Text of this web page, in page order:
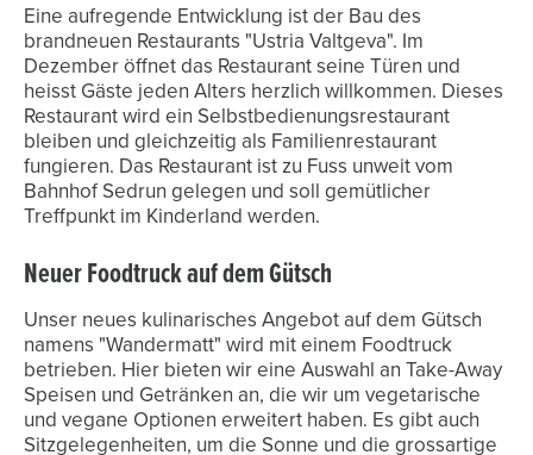
Eine aufregende Entwicklung ist der Bau des
brandneuen Restaurants "Ustria Valtgeva". Im
Dezember öffnet das Restaurant seine Türen und
heisst Gäste jeden Alters herzlich willkommen. Dieses
Restaurant wird ein Selbstbedienungsrestaurant
bleiben und gleichzeitig als Familienrestaurant
fungieren. Das Restaurant ist zu Fuss unweit vom
Bahnhof Sedrun gelegen und soll gemütlicher
Treffpunkt im Kinderland werden.
Neuer Foodtruck auf dem Gütsch
Unser neues kulinarisches Angebot auf dem Gütsch
namens "Wandermatt" wird mit einem Foodtruck
betrieben. Hier bieten wir eine Auswahl an Take-Away
Speisen und Getränken an, die wir um vegetarische
und vegane Optionen erweitert haben. Es gibt auch
Sitzgelegenheiten, um die Sonne und die grossartige